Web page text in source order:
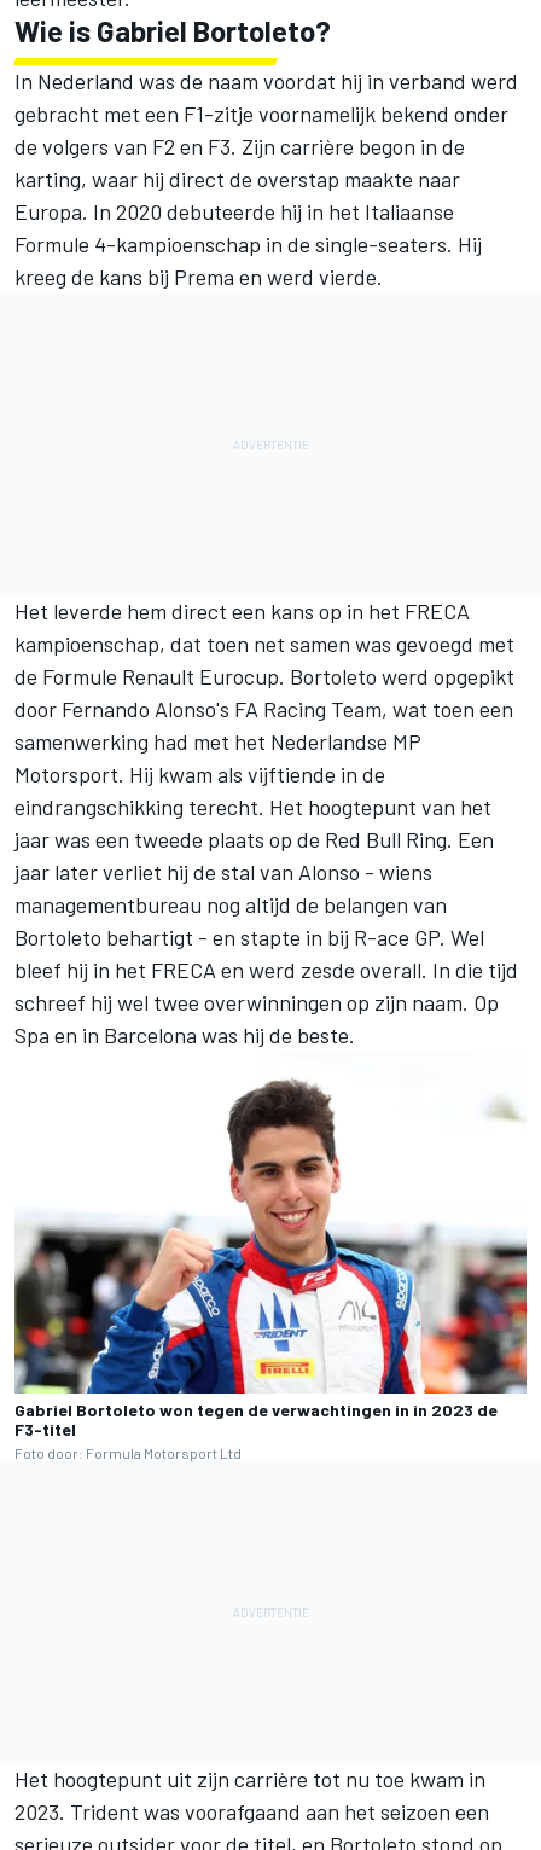
Wie is Gabriel Bortoleto?
In Nederland was de naam voordat hij in verband werd
gebracht met een F1-zitje voornamelijk bekend onder
de volgers van F2 en F3. Zijn carrière begon in de
karting, waar hij direct de overstap maakte naar
Europa. In 2020 debuteerde hij in het Italiaanse
Formule 4-kampioenschap in de single-seaters. Hij
kreeg de kans bij Prema en werd vierde.
Het leverde hem direct een kans op in het FRECA
kampioenschap, dat toen net samen was gevoegd met
de Formule Renault Eurocup. Bortoleto werd opgepikt
door Fernando Alonso's FA Racing Team, wat toen een
samenwerking had met het Nederlandse MP
Motorsport. Hij kwam als vijftiende in de
eindrangschikking terecht. Het hoogtepunt van het
jaar was een tweede plaats op de Red Bull Ring. Een
jaar later verliet hij de stal van Alonso - wiens
managementbureau nog altijd de belangen van
Bortoleto behartigt - en stapte in bij R-ace GP. Wel
bleef hij in het FRECA en werd zesde overall. In die tijd
schreef hij wel twee overwinningen op zijn naam. Op
Spa en in Barcelona was hij de beste.
Gabriel Bortoleto won tegen de verwachtingen in in 2023 de
F3-titel
Foto door: Formula Motorsport Ltd
Het hoogtepunt uit zijn carrière tot nu toe kwam in
2023. Trident was voorafgaand aan het seizoen een
serieuze outsider voor de titel, en Bortoleto stond op